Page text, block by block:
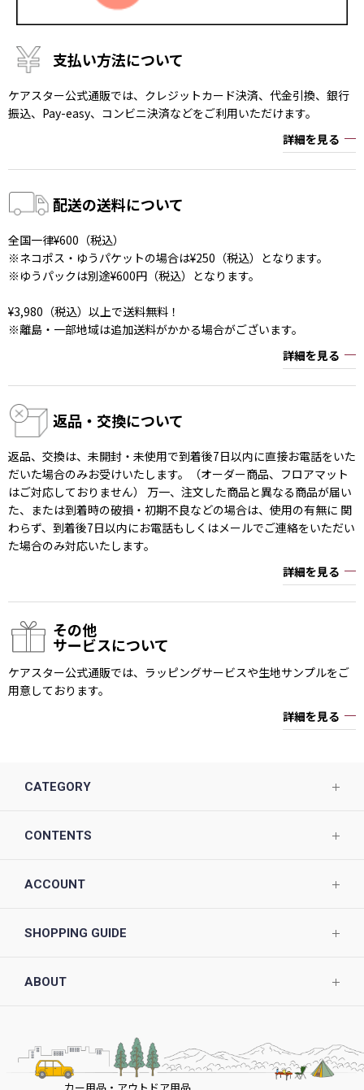
支払い方法について
ケアスター公式通販では、クレジットカード決済、代金引換、銀行
振込、Pay-easy、コンビニ決済などをご利用いただけます。
詳細を見る
配送の送料について
全国一律¥600（税込）
※ネコポス・ゆうパケットの場合は¥250（税込）となります。
※ゆうパックは別途¥600円（税込）となります。
¥3,980（税込）以上で送料無料！
※離島・一部地域は追加送料がかかる場合がございます。
詳細を見る
返品・交換について
返品、交換は、未開封・未使用で到着後7日以内に直接お電話をいた
だいた場合のみお受けいたします。（オーダー商品、フロアマット
はご対応しておりません） 万一、注文した商品と異なる商品が届い
た、または到着時の破損・初期不良などの場合は、使用の有無に 関
わらず、到着後7日以内にお電話もしくはメールでご連絡をいただい
た場合のみ対応いたします。
詳細を見る
その他
サービスについて
ケアスター公式通販では、ラッピングサービスや生地サンプルをご
用意しております。
詳細を見る
CATEGORY
CONTENTS
ACCOUNT
SHOPPING GUIDE
ABOUT